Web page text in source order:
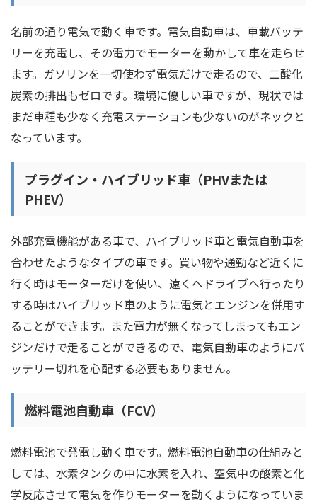
名前の通り電気で動く車です。電気自動車は、車載バッテ
リーを充電し、その電力でモーターを動かして車を走らせ
ます。ガソリンを一切使わず電気だけで走るので、二酸化
炭素の排出もゼロです。環境に優しい車ですが、現状では
まだ車種も少なく充電ステーションも少ないのがネックと
なっています。
プラグイン・ハイブリッド車（PHVまたは
PHEV）
外部充電機能がある車で、ハイブリッド車と電気自動車を
合わせたようなタイプの車です。買い物や通勤など近くに
行く時はモーターだけを使い、遠くへドライブへ行ったり
する時はハイブリッド車のように電気とエンジンを併用す
ることができます。また電力が無くなってしまってもエン
ジンだけで走ることができるので、電気自動車のようにバ
ッテリー切れを心配する必要もありません。
燃料電池自動車（FCV）
燃料電池で発電し動く車です。燃料電池自動車の仕組みと
しては、水素タンクの中に水素を入れ、空気中の酸素と化
学反応させて電気を作りモーターを動くようになっていま